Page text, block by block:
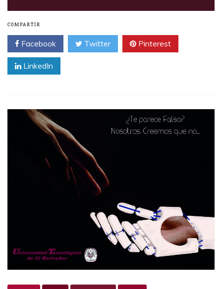
COMPARTIR
Facebook Twitter Pinterest
LinkedIn